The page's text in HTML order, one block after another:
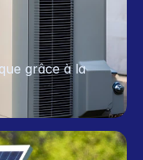
grâce à la